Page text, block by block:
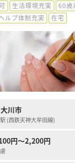
生活環境充実 60歳
ルプ体制充実 在宅
川市
(西鉄天神大牟田線)
円～2,200円